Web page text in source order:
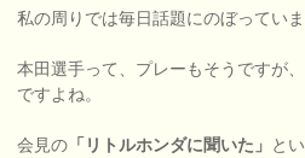
私の周りでは毎日話題にのぼっていま
本田選手って、プレーもそうですが
ですよね。
会見の 「リトルホンダに聞いた」 と